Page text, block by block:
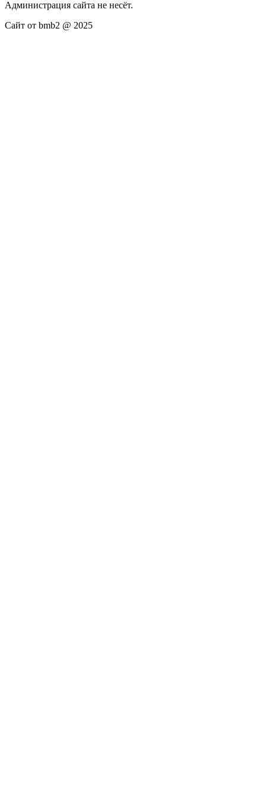
Администрация сайта не несёт.
Сайт от bmb2 @ 2025